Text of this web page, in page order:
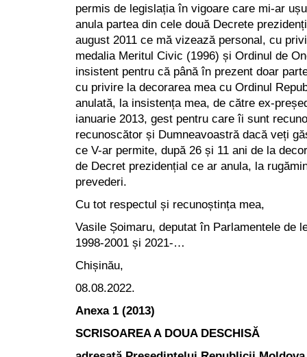
permis de legislația în vigoare care mi-ar
anula partea din cele două Decrete
august 2011 ce mă vizează personal, cu
medalia Meritul Civic (1996) și Ordinul de
insistent pentru că până în prezent doar
cu privire la decorarea mea cu Ordinul
anulată, la insistența mea, de către ex-
ianuarie 2013, gest pentru care îi sunt
recunoscător și Dumneavoastră dacă veți
ce V-ar permite, după 26 și 11 ani de la
de Decret prezidențial ce ar anula, la
prevederi.
Cu tot respectul și recunoștința mea,
Vasile Șoimaru, deputat în Parlamentele de
1998-2001 și 2021-…
Chișinău,
08.08.2022.
Anexa 1 (2013)
SCRISOAREA A DOUA DESCHISĂ